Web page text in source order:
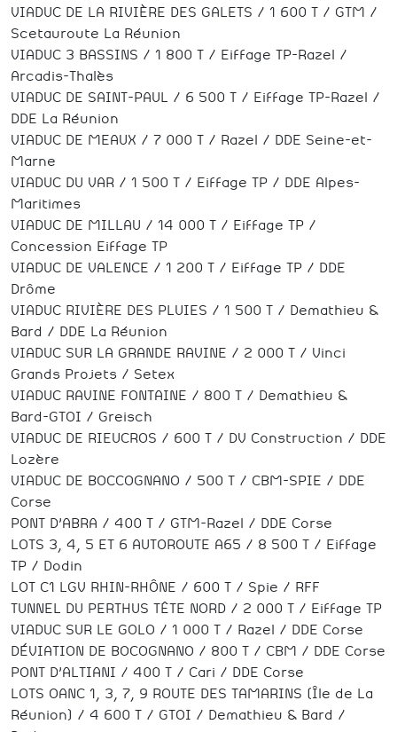
VIADUC DE LA RIVIÈRE DES GALETS / 1 600 T / GTM /
Scetauroute La Réunion
VIADUC 3 BASSINS / 1 800 T / Eiffage TP-Razel /
Arcadis-Thalès
VIADUC DE SAINT-PAUL / 6 500 T / Eiffage TP-Razel /
DDE La Réunion
VIADUC DE MEAUX / 7 000 T / Razel / DDE Seine-et-
Marne
VIADUC DU VAR / 1 500 T / Eiffage TP / DDE Alpes-
Maritimes
VIADUC DE MILLAU / 14 000 T / Eiffage TP /
Concession Eiffage TP
VIADUC DE VALENCE / 1 200 T / Eiffage TP / DDE
Drôme
VIADUC RIVIÈRE DES PLUIES / 1 500 T / Demathieu &
Bard / DDE La Réunion
VIADUC SUR LA GRANDE RAVINE / 2 000 T / Vinci
Grands Projets / Setex
VIADUC RAVINE FONTAINE / 800 T / Demathieu &
Bard-GTOI / Greisch
VIADUC DE RIEUCROS / 600 T / DV Construction / DDE
Lozère
VIADUC DE BOCCOGNANO / 500 T / CBM-SPIE / DDE
Corse
PONT D’ABRA / 400 T / GTM-Razel / DDE Corse
LOTS 3, 4, 5 ET 6 AUTOROUTE A65 / 8 500 T / Eiffage
TP / Dodin
LOT C1 LGV RHIN-RHÔNE / 600 T / Spie / RFF
TUNNEL DU PERTHUS TÊTE NORD / 2 000 T / Eiffage TP
VIADUC SUR LE GOLO / 1 000 T / Razel / DDE Corse
DÉVIATION DE BOCOGNANO / 800 T / CBM / DDE Corse
PONT D’ALTIANI / 400 T / Cari / DDE Corse
LOTS OANC 1, 3, 7, 9 ROUTE DES TAMARINS (Île de La
Réunion) / 4 600 T / GTOI / Demathieu & Bard /